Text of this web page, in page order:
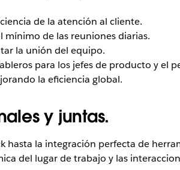
de la atención al cliente.
de las reuniones diarias.
la unión del equipo.
para los jefes de producto y el
la eficiencia global.
y juntas.
hasta la integración perfecta de
del lugar de trabajo y las